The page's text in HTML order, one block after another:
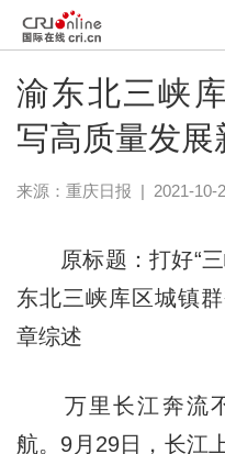
渝东北三峡
写高质量发展
来源： 重庆日报 | 2021-10-
原标题：打好“三
东北三峡库区城镇
章综述
万里长江奔流不
航。9月29日，长江